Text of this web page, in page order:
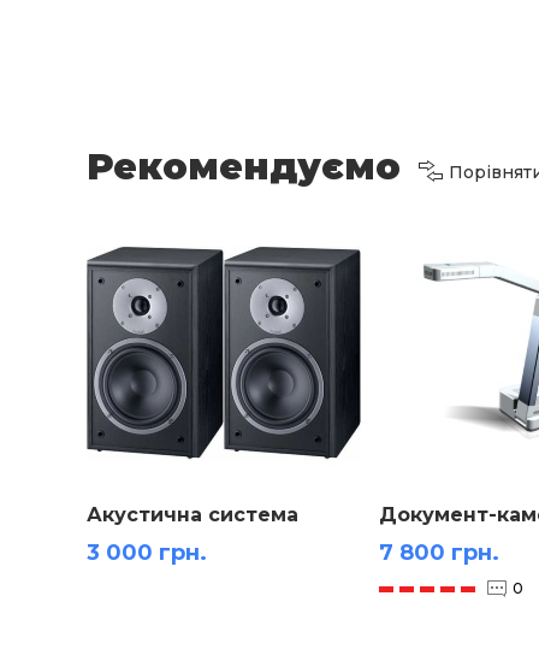
Рекомендуємо
Акустична система
3 000 грн.
Документ-
7 800 грн.
0